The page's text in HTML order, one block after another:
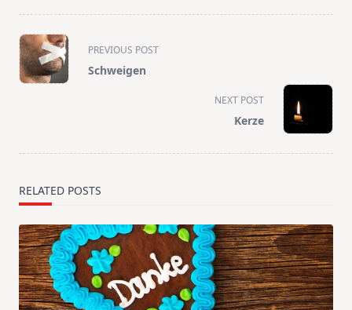
<span
class="nav-
subtitle
PREVIOUS POST
Schweigen
NEXT POST
Kerze
RELATED POSTS